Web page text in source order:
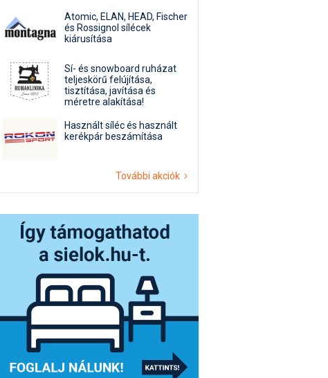
Atomic, ELAN, HEAD, Fischer
és Rossignol sílécek
kiárusítása
Sí- és snowboard ruházat
teljeskörű felújítása,
tisztítása, javítása és
méretre alakítása!
Használt síléc és használt
kerékpár beszámítása
További akciók